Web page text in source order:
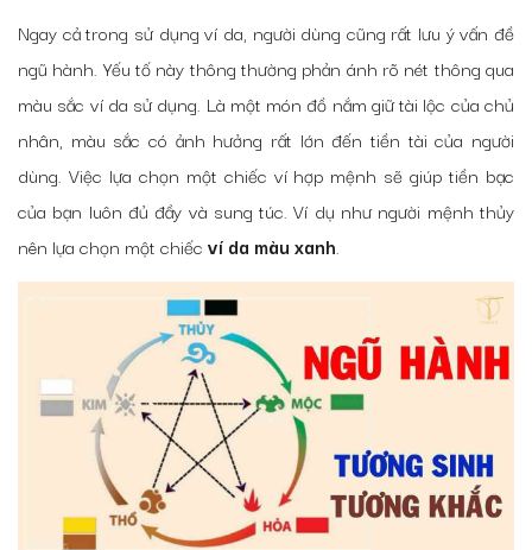
Ngay cả trong sử dụng ví da, người dùng cũng rất lưu ý vấn đề
ngũ hành. Yếu tố này thông thường phản ánh rõ nét thông qua
màu sắc ví da sử dụng. Là một món đồ nắm giữ tài lộc của chủ
nhân, màu sắc có ảnh hưởng rất lớn đến tiền tài của người
dùng. Việc lựa chọn một chiếc ví hợp mệnh sẽ giúp tiền bạc
của bạn luôn đủ đầy và sung túc. Ví dụ như người mệnh thủy
nên lựa chọn một chiếc ví da màu xanh.